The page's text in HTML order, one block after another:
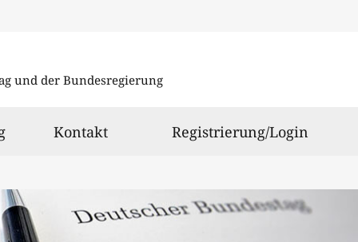
und der Bundesregierung
Kontakt Registrierung/Login